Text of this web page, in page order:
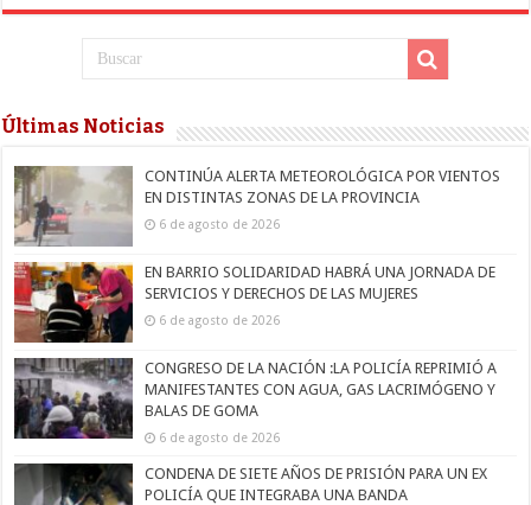
Últimas Noticias
CONTINÚA ALERTA METEOROLÓGICA POR VIENTOS
EN DISTINTAS ZONAS DE LA PROVINCIA
6 de agosto de 2026
EN BARRIO SOLIDARIDAD HABRÁ UNA JORNADA DE
SERVICIOS Y DERECHOS DE LAS MUJERES
6 de agosto de 2026
CONGRESO DE LA NACIÓN :LA POLICÍA REPRIMIÓ A
MANIFESTANTES CON AGUA, GAS LACRIMÓGENO Y
BALAS DE GOMA
6 de agosto de 2026
CONDENA DE SIETE AÑOS DE PRISIÓN PARA UN EX
POLICÍA QUE INTEGRABA UNA BANDA